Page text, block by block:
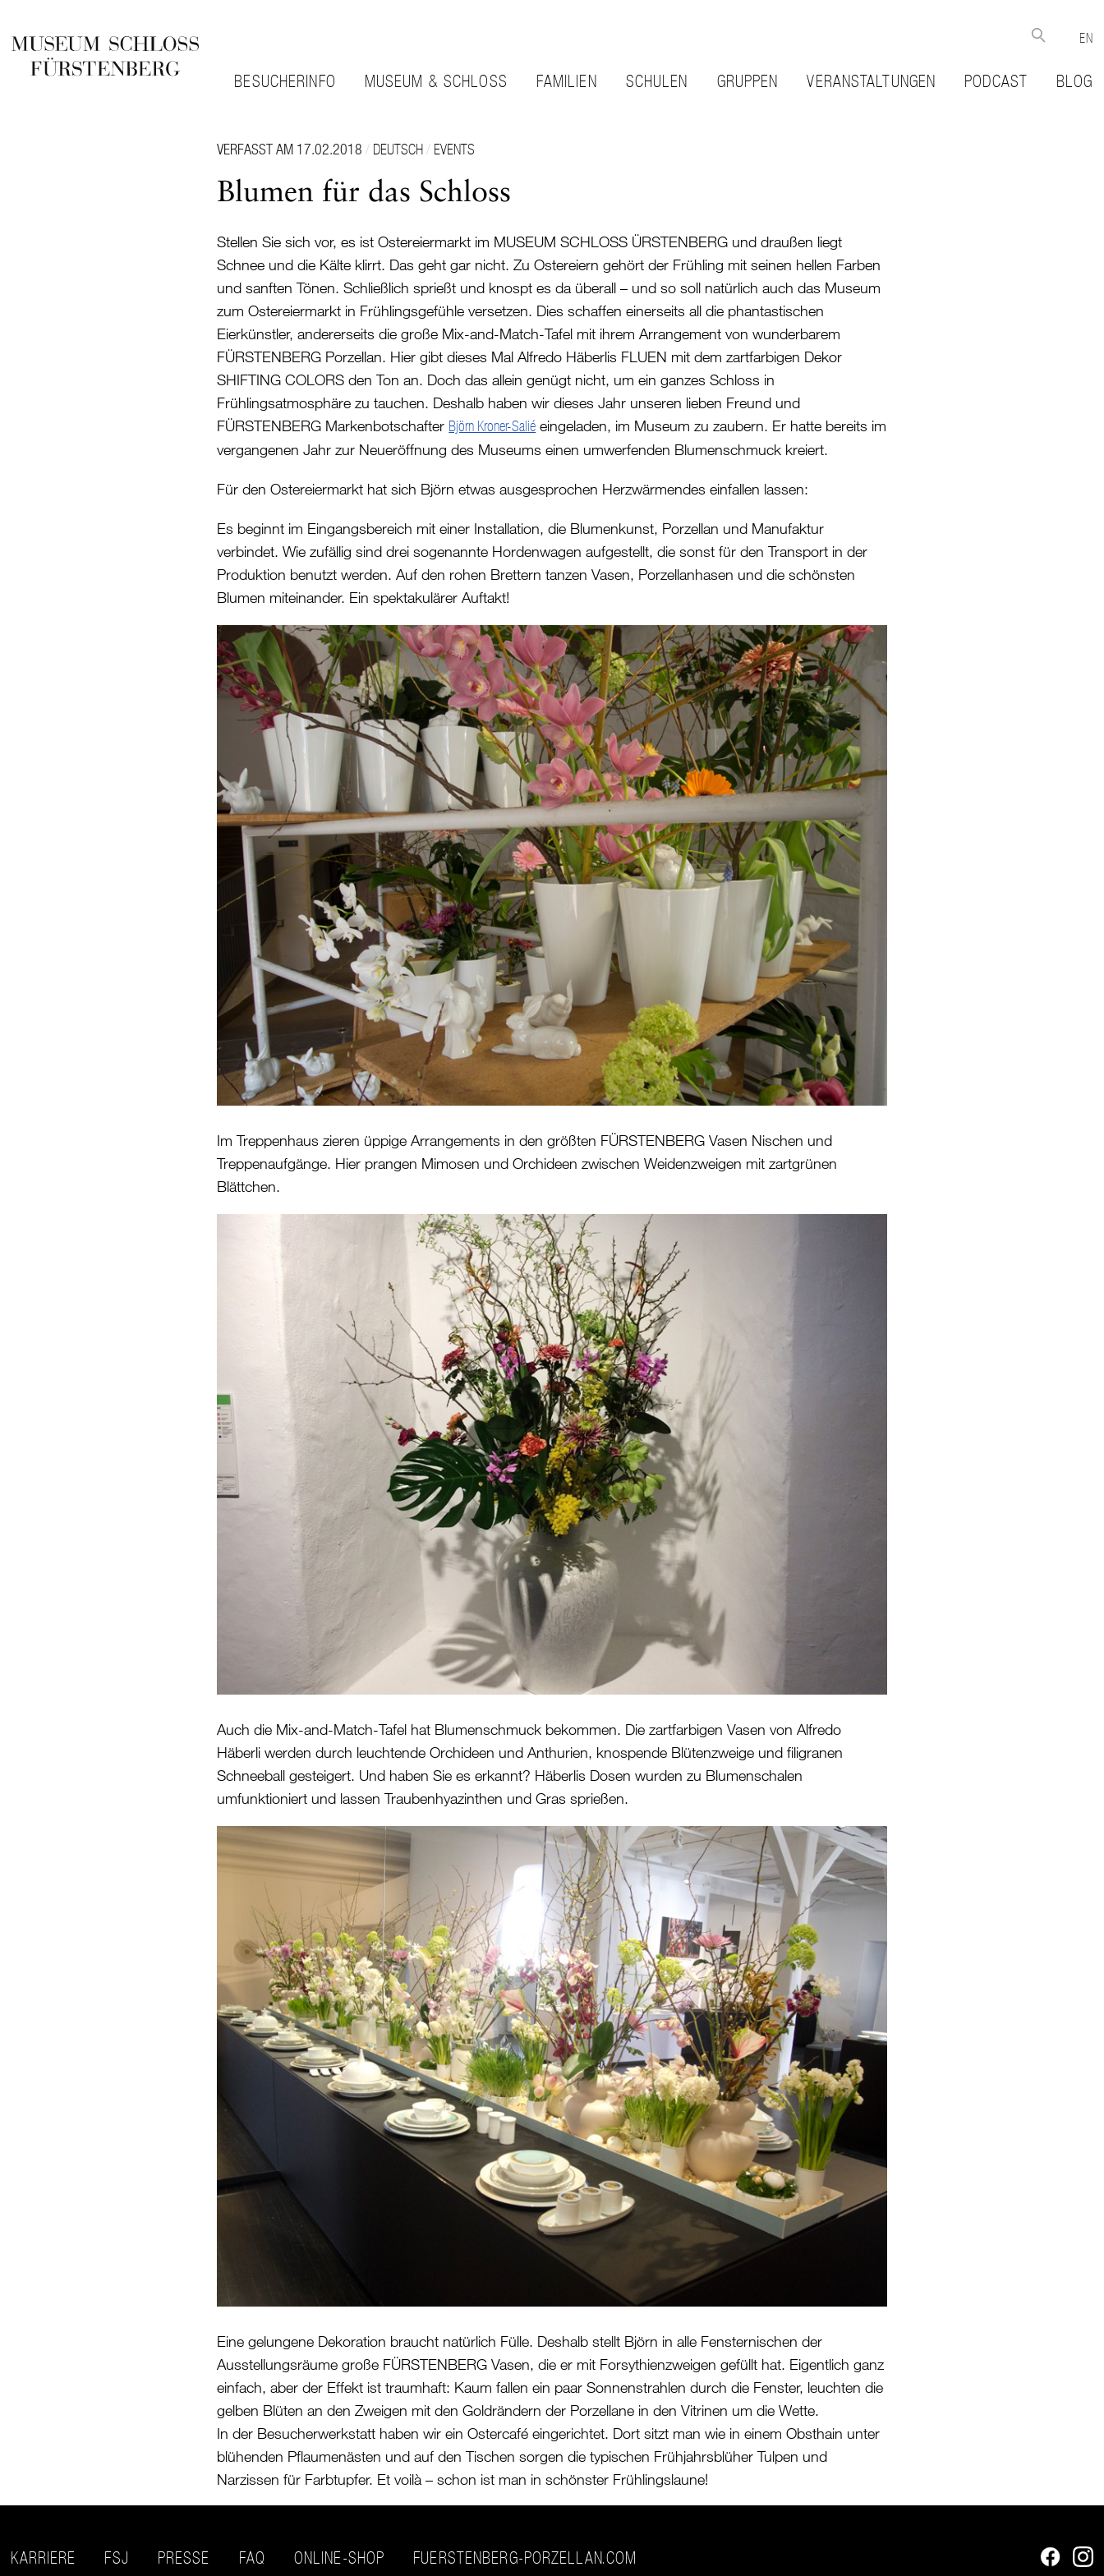
EN
BESUCHERINFO MUSEUM & SCHLOSS FAMILIEN SCHULEN GRUPPEN VERANSTALTUNGEN PODCAST BLOG
VERFASST AM 17.02.2018 / DEUTSCH / EVENTS
Blumen für das Schloss
Stellen Sie sich vor, es ist Ostereiermarkt im MUSEUM SCHLOSS ÜRSTENBERG und draußen liegt
Schnee und die Kälte klirrt. Das geht gar nicht. Zu Ostereiern gehört der Frühling mit seinen hellen Farben
und sanften Tönen. Schließlich sprießt und knospt es da überall – und so soll natürlich auch das Museum
zum Ostereiermarkt in Frühlingsgefühle versetzen. Dies schaffen einerseits all die phantastischen
Eierkünstler, andererseits die große Mix-and-Match-Tafel mit ihrem Arrangement von wunderbarem
FÜRSTENBERG Porzellan. Hier gibt dieses Mal Alfredo Häberlis FLUEN mit dem zartfarbigen Dekor
SHIFTING COLORS den Ton an. Doch das allein genügt nicht, um ein ganzes Schloss in
Frühlingsatmosphäre zu tauchen. Deshalb haben wir dieses Jahr unseren lieben Freund und
FÜRSTENBERG Markenbotschafter Björn Kroner-Salié eingeladen, im Museum zu zaubern. Er hatte bereits im
vergangenen Jahr zur Neueröffnung des Museums einen umwerfenden Blumenschmuck kreiert.
Für den Ostereiermarkt hat sich Björn etwas ausgesprochen Herzwärmendes einfallen lassen:
Es beginnt im Eingangsbereich mit einer Installation, die Blumenkunst, Porzellan und Manufaktur
verbindet. Wie zufällig sind drei sogenannte Hordenwagen aufgestellt, die sonst für den Transport in der
Produktion benutzt werden. Auf den rohen Brettern tanzen Vasen, Porzellanhasen und die schönsten
Blumen miteinander. Ein spektakulärer Auftakt!
Im Treppenhaus zieren üppige Arrangements in den größten FÜRSTENBERG Vasen Nischen und
Treppenaufgänge. Hier prangen Mimosen und Orchideen zwischen Weidenzweigen mit zartgrünen
Blättchen.
Auch die Mix-and-Match-Tafel hat Blumenschmuck bekommen. Die zartfarbigen Vasen von Alfredo
Häberli werden durch leuchtende Orchideen und Anthurien, knospende Blütenzweige und filigranen
Schneeball gesteigert. Und haben Sie es erkannt? Häberlis Dosen wurden zu Blumenschalen
umfunktioniert und lassen Traubenhyazinthen und Gras sprießen.
Eine gelungene Dekoration braucht natürlich Fülle. Deshalb stellt Björn in alle Fensternischen der
Ausstellungsräume große FÜRSTENBERG Vasen, die er mit Forsythienzweigen gefüllt hat. Eigentlich ganz
einfach, aber der Effekt ist traumhaft: Kaum fallen ein paar Sonnenstrahlen durch die Fenster, leuchten die
gelben Blüten an den Zweigen mit den Goldrändern der Porzellane in den Vitrinen um die Wette.
In der Besucherwerkstatt haben wir ein Ostercafé eingerichtet. Dort sitzt man wie in einem Obsthain unter
blühenden Pflaumenästen und auf den Tischen sorgen die typischen Frühjahrsblüher Tulpen und
Narzissen für Farbtupfer. Et voilà – schon ist man in schönster Frühlingslaune!
KARRIERE FSJ PRESSE FAQ ONLINE-SHOP FUERSTENBERG-PORZELLAN.COM